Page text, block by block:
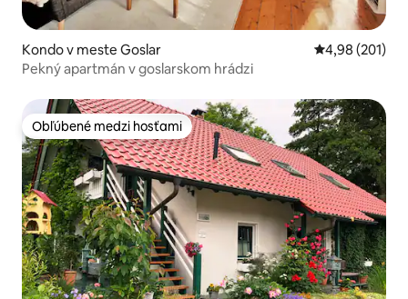
Kondo v meste Goslar Priemerné
4,98 (201)
Pekný apartmán v goslarskom hrádzi
Obľúbené medzi hosťami
Obľúbené medzi hosťami